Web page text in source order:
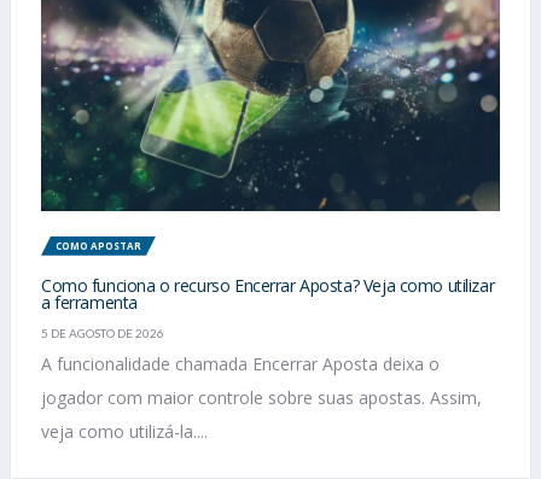
COMO APOSTAR
Como funciona o recurso Encerrar Aposta? Veja como utilizar
a ferramenta
5 DE AGOSTO DE 2026
A funcionalidade chamada Encerrar Aposta deixa o
jogador com maior controle sobre suas apostas. Assim,
veja como utilizá-la....